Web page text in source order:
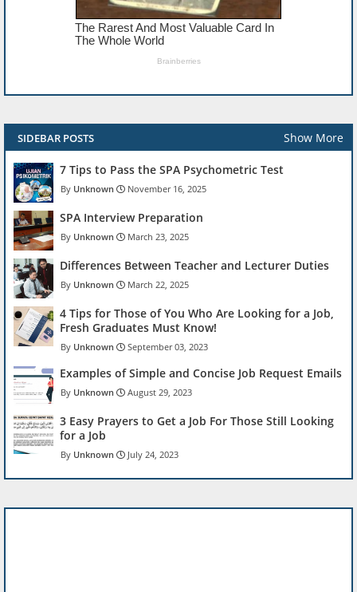
SIDEBAR POSTS Show More
7 Tips to Pass the SPA Psychometric Test
Unknown November 16, 2025
SPA Interview Preparation
Unknown March 23, 2025
Differences Between Teacher and Lecturer Duties
Unknown March 22, 2025
4 Tips for Those of You Who Are Looking for a Job,
Fresh Graduates Must Know!
Unknown September 03, 2023
Examples of Simple and Concise Job Request Emails
Unknown August 29, 2023
3 Easy Prayers to Get a Job For Those Still Looking
for a Job
Unknown July 24, 2023